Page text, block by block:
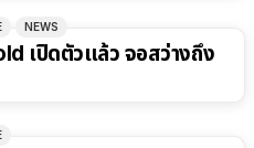
NEWS
เปิดตัวแล้ว จอสว่างถึง